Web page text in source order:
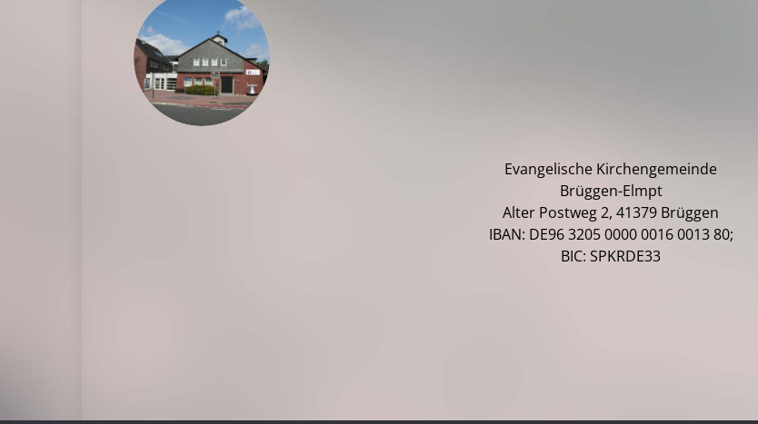
Evangelische Kirchengemeinde
Brüggen-Elmpt
Alter Postweg 2, 41379 Brüggen
IBAN: DE96 3205 0000 0016 0013 80;
BIC: SPKRDE33